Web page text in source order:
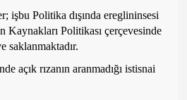
işbu Politika dışında ereglininsesi
Kaynakları Politikası çerçevesinde
saklanmaktadır.
açık rızanın aranmadığı istisnai